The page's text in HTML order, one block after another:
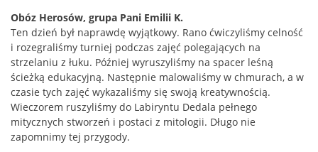
Obóz Herosów, grupa Pani Emilii K.
Ten dzień był naprawdę wyjątkowy. Rano ćwiczyliśmy celność
i rozegraliśmy turniej podczas zajęć polegających na
strzelaniu z łuku. Później wyruszyliśmy na spacer leśną
ścieżką edukacyjną. Następnie malowaliśmy w chmurach, a w
czasie tych zajęć wykazaliśmy się swoją kreatywnością.
Wieczorem ruszyliśmy do Labiryntu Dedala pełnego
mitycznych stworzeń i postaci z mitologii. Długo nie
zapomnimy tej przygody.